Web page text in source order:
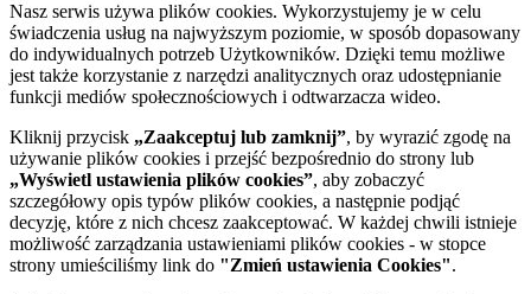
Nasz serwis używa plików cookies. Wykorzystujemy je w celu
świadczenia usług na najwyższym poziomie, w sposób dopasowany
do indywidualnych potrzeb Użytkowników. Dzięki temu możliwe
jest także korzystanie z narzędzi analitycznych oraz udostępnianie
funkcji mediów społecznościowych i odtwarzacza wideo.
Kliknij przycisk „Zaakceptuj lub zamknij”, by wyrazić zgodę na
używanie plików cookies i przejść bezpośrednio do strony lub
„Wyświetl ustawienia plików cookies”, aby zobaczyć
szczegółowy opis typów plików cookies, a następnie podjąć
decyzję, które z nich chcesz zaakceptować. W każdej chwili istnieje
możliwość zarządzania ustawieniami plików cookies - w stopce
strony umieściliśmy link do "Zmień ustawienia Cookies".